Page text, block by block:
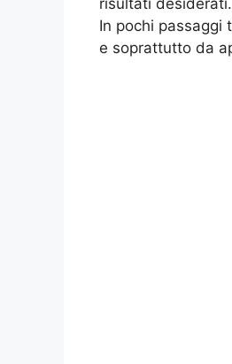
risultati desiderati.
In pochi passaggi
e soprattutto da